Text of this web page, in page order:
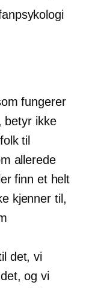
fungerer
betyr ikke
til
allerede
finn et helt
kjenner til,
det, vi
og vi